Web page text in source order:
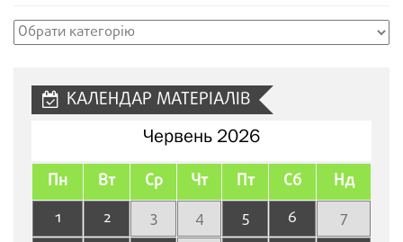
Рубрики
КАЛЕНДАР МАТЕРІАЛІВ
Червень 2026
Пн Вт Ср Чт Пт Сб Нд
1 2 3 4 5 6
7